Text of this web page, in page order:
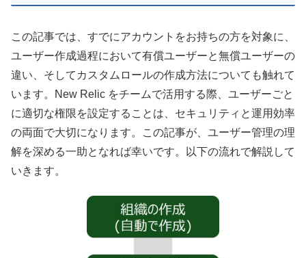
この記事では、すでにアカウントをお持ちの方を対象に、
ユーザー作成過程において有償ユーザーと無償ユーザーの
違い、そしてカスタムロールの作成方法についても触れて
います。New Relic をチームで活用する際、ユーザーごと
に適切な権限を設定することは、セキュリティと運用効率
の両面で大切になります。この記事が、ユーザー管理の理
解を深める一助となれば幸いです。以下の流れで解説して
いきます。